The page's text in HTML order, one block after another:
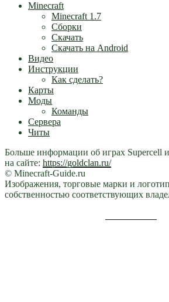
Minecraft
Minecraft 1.7
Сборки
Скачать
Скачать на Android
Видео
Инструкции
Как сделать?
Карты
Моды
Команды
Сервера
Читы
Больше информации об играх Supercell
на сайте: https://goldclan.ru/
© Minecraft-Guide.ru
Изображения, торговые марки и
собственностью соответствующих